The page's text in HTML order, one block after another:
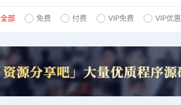
全部 免费 付费 VIP免费 VIP优惠